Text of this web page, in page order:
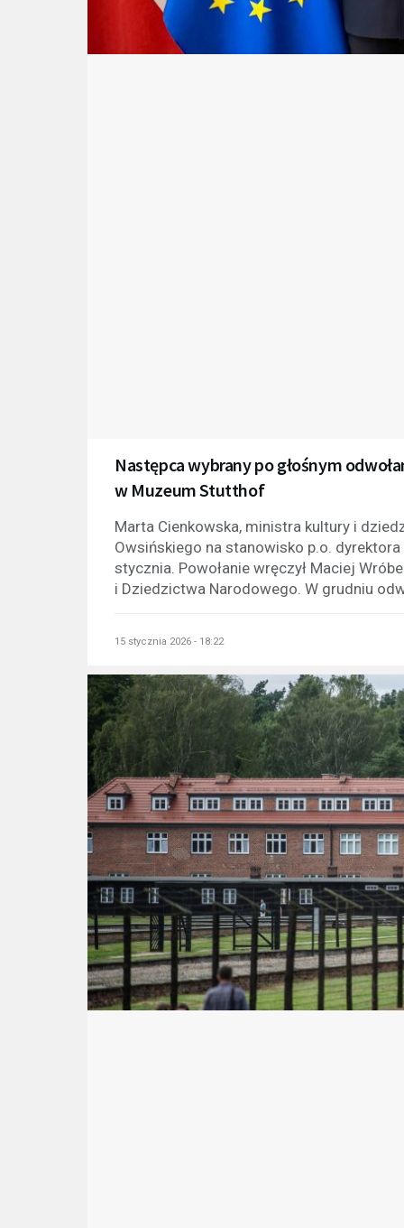
Następca wybrany po głośnym
w Muzeum Stutthof
Marta Cienkowska, ministra kultury i
Owsińskiego na stanowisko p.o.
stycznia. Powołanie wręczył Maciej
i Dziedzictwa Narodowego. W grudniu
15 stycznia 2026 - 18:22